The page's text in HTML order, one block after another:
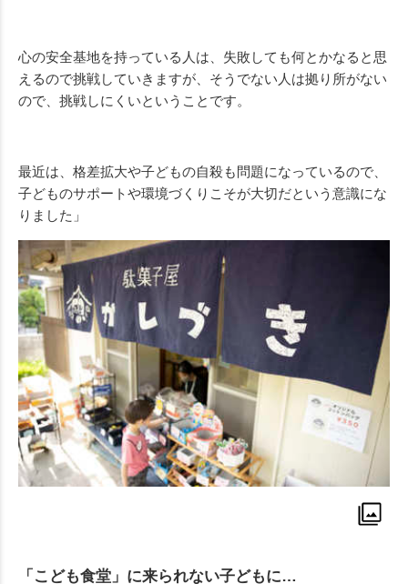
心の安全基地を持っている人は、失敗しても何とかなると思
えるので挑戦していきますが、そうでない人は拠り所がない
ので、挑戦しにくいということです。
最近は、格差拡大や子どもの自殺も問題になっているので、
子どものサポートや環境づくりこそが大切だという意識にな
りました」
「こども食堂」に来られない子どもに…